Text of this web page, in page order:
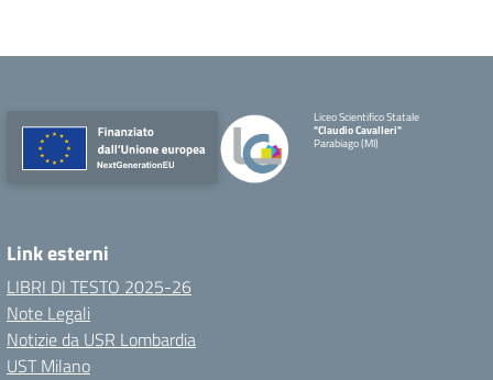
Liceo Scientifico Statale
"Claudio Cavalleri"
Parabiago (MI)
Link esterni
LIBRI DI TESTO 2025-26
Note Legali
Notizie da USR Lombardia
UST Milano